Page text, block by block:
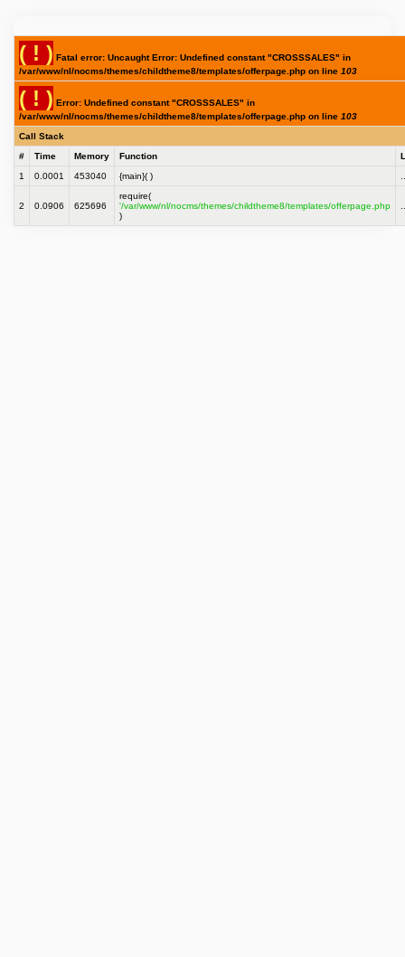
( ! ) Fatal error: Uncaught Error: Undefined constant "CROSSSALES" in
/var/www/nl/nocms/themes/childtheme8/templates/offerpage.php on line 103
( ! ) Error: Undefined constant "CROSSSALES" in
/var/www/nl/nocms/themes/childtheme8/templates/offerpage.php on line 103
Call Stack
#
Time Memory Function
1
0.0001 453040 {main}( )
2 0.0906 625696
require(
'/var/www/nl/nocms/themes/childtheme8/templates/offerpage.php
)